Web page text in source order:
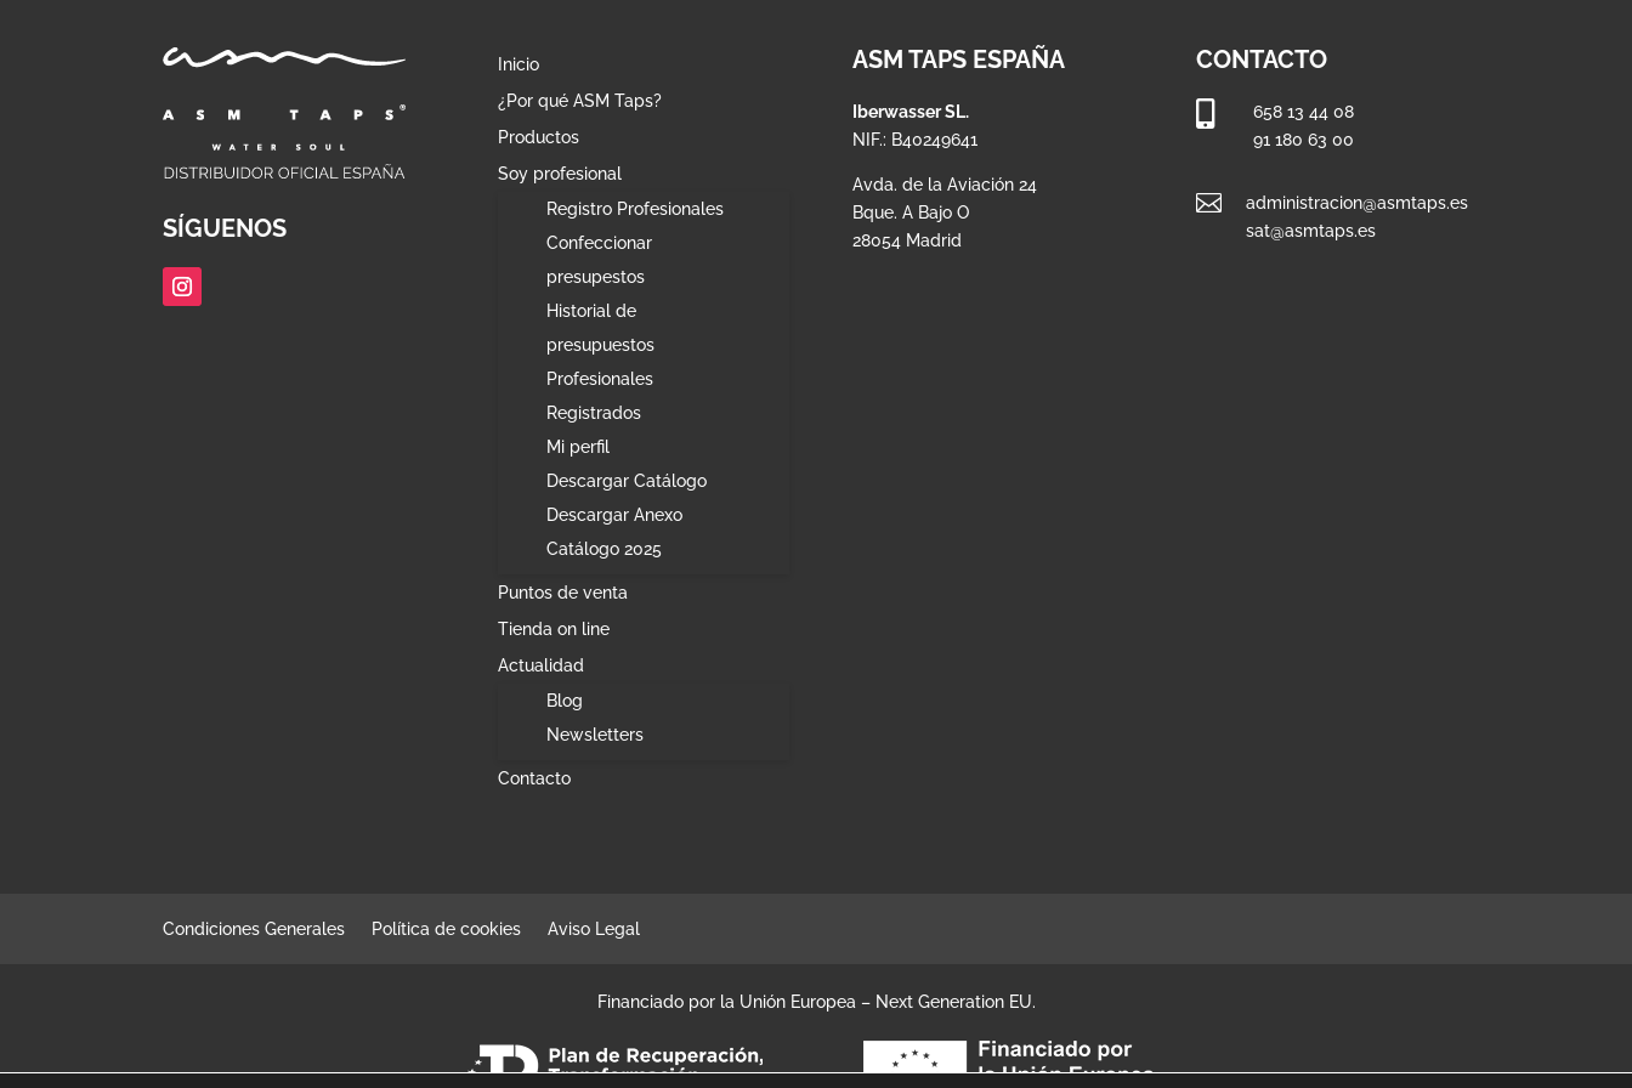
SÍGUENOS
Inicio
¿Por qué ASM Taps?
Productos
Soy profesional
Registro Profesionales
Confeccionar
presupestos
Historial de
presupuestos
Profesionales
Registrados
Mi perfil
Descargar Catálogo
Descargar Anexo
Catálogo 2025
Puntos de venta
Tienda on line
Actualidad
Blog
Newsletters
Contacto
ASM TAPS ESPAÑA
Iberwasser SL.
NIF.: B40249641
Avda. de la Aviación 24
Bque. A Bajo O
28054 Madrid
CONTACTO
658 13 44 08
91 180 63 00

administracion@asmtaps.es
sat@asmtaps.es
Condiciones Generales Política de cookies Aviso Legal
Financiado por la Unión Europea – Next Generation EU.